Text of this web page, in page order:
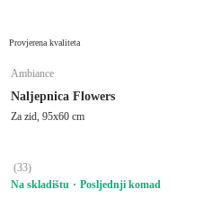
Provjerena kvaliteta
Ambiance
Naljepnica Flowers
Za zid, 95x60 cm
(33)
Na skladištu
Posljednji komad